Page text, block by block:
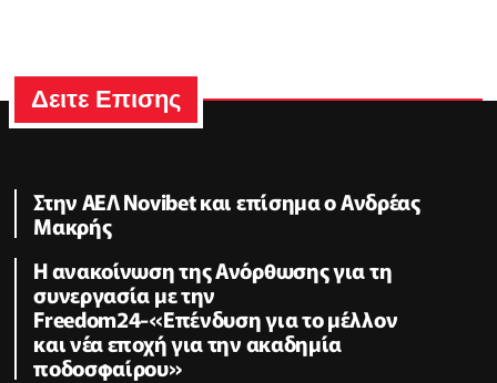
Δειτε Επισης
Στην ΑΕΛ Novibet και επίσημα ο Ανδρέας
Μακρής
H ανακοίνωση της Ανόρθωσης για τη
συνεργασία με την
Freedom24-«Επένδυση για το μέλλον
και νέα εποχή για την ακαδημία
ποδοσφαίρου»